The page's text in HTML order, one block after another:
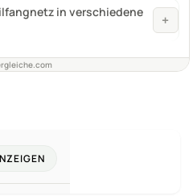
in verschiedene
+